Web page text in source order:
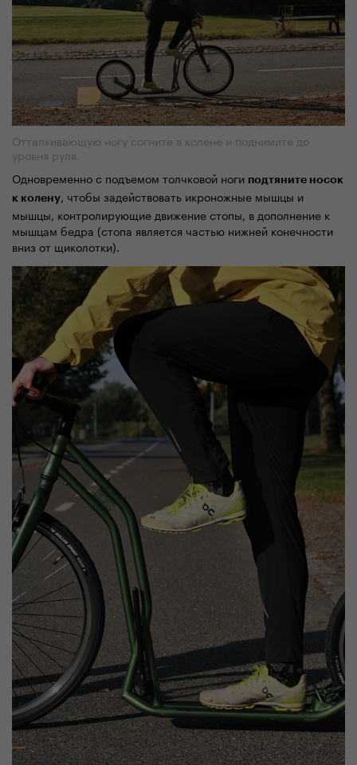
Отталкивающую ногу согните в колене и поднимите до
уровня руля.
Одновременно с подъемом толчковой ноги подтяните носок
к колену, чтобы задействовать икроножные мышцы и
мышцы, контролирующие движение стопы, в дополнение к
мышцам бедра (стопа является частью нижней конечности
вниз от щиколотки).